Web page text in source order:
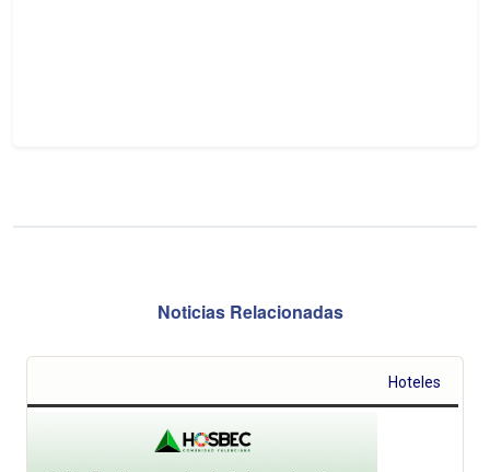
Noticias Relacionadas
Hoteles